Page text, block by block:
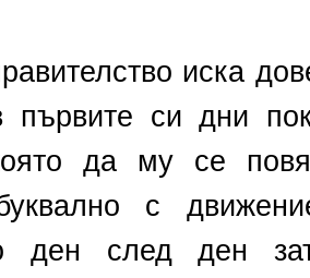
иска
първите си дни
да му се
с
ден след ден